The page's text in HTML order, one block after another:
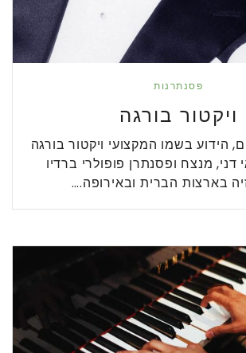
פסנתרנות
ויקטור בורגה
הידוע בשמו המקצועי ויקטור בורגה
דני, מנצח ופסנתרן פופולרי ברדיו
בארצות הברית ובאירופה.…